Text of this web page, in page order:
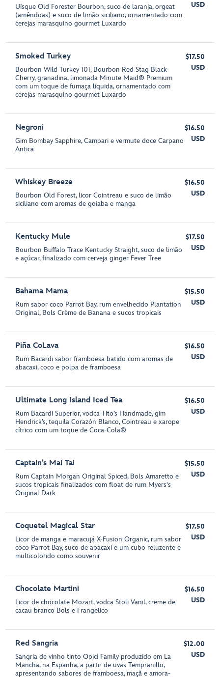
Uísque Old Forester Bourbon, suco de laranja, orgeat
(amêndoas) e suco de limão siciliano, ornamentado com
cerejas marasquino gourmet Luxardo
USD
Smoked Turkey
Bourbon Wild Turkey 101, Bourbon Red Stag Black
Cherry, granadina, limonada Minute Maid® Premium
com um toque de fumaça líquida, ornamentado com
cerejas marasquino gourmet Luxardo
$17.50
USD
Negroni
Gim Bombay Sapphire, Campari e vermute doce Carpano
Antica
$16.50
USD
Whiskey Breeze
Bourbon Old Forest, licor Cointreau e suco de limão
siciliano com aromas de goiaba e manga
$16.50
USD
Kentucky Mule
Bourbon Buffalo Trace Kentucky Straight, suco de limão
e açúcar, finalizado com cerveja ginger Fever Tree
$17.50
USD
Bahama Mama
Rum sabor coco Parrot Bay, rum envelhecido Plantation
Original, Bols Crème de Banana e sucos tropicais
$15.50
USD
Piña CoLava
Rum Bacardi sabor framboesa batido com aromas de
abacaxi, coco e polpa de framboesa
$16.50
USD
Ultimate Long Island Iced Tea
Rum Bacardi Superior, vodca Tito’s Handmade, gim
Hendrick’s, tequila Corazón Blanco, Cointreau e xarope
cítrico com um toque de Coca-Cola®
$16.50
USD
Captain’s Mai Tai
Rum Captain Morgan Original Spiced, Bols Amaretto e
sucos tropicais finalizados com float de rum Myers's
Original Dark
$15.50
USD
Coquetel Magical Star
Licor de manga e maracujá X-Fusion Organic, rum sabor
coco Parrot Bay, suco de abacaxi e um cubo reluzente e
multicolorido como souvenir
$17.50
USD
Chocolate Martini
Licor de chocolate Mozart, vodca Stoli Vanil, creme de
cacau branco Bols e Frangelico
$16.50
USD
Red Sangria
Sangria de vinho tinto Opici Family produzido em La
Mancha, na Espanha, a partir de uvas Tempranillo,
apresentando sabores de framboesa, maçã e amora-
$12.00
USD